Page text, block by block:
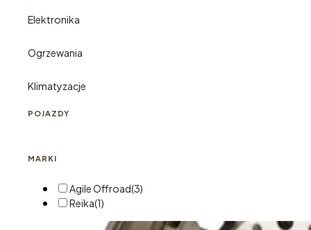
Elektronika
Ogrzewania
Klimatyzacje
POJAZDY
MARKI
Agile Offroad(3)
Reika(1)